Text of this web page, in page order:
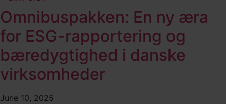
Omnibuspakken: En ny æra
for ESG-rapportering og
bæredygtighed i danske
virksomheder
June 10, 2025